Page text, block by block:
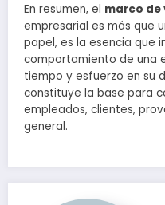
En resumen, el marco de
empresarial es más que
papel, es la esencia que
comportamiento de una
tiempo y esfuerzo en su
constituye la base para
empleados, clientes,
general.